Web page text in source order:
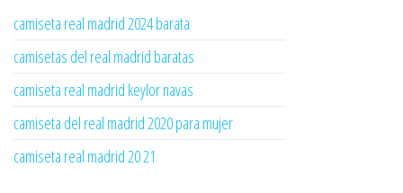
camiseta real madrid 2024 barata
camisetas del real madrid baratas
camiseta real madrid keylor navas
camiseta del real madrid 2020 para mujer
camiseta real madrid 20 21